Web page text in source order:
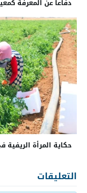
دفاعاً عن المعرفة
حكاية المرأة
التعليقات